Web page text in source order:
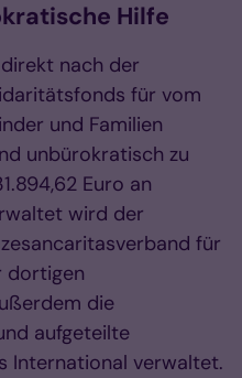
Hilfe
nach der
für vom
und Familien
unbürokratisch zu
Euro an
wird der
für
dortigen
die
aufgeteilte
International verwaltet.